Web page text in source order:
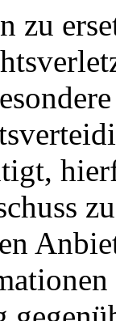
zu